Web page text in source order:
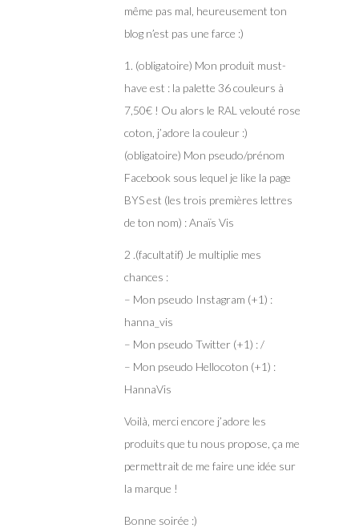
même pas mal, heureusement ton
blog n’est pas une farce :)
1. (obligatoire) Mon produit must-
have est : la palette 36 couleurs à
7,50€ ! Ou alors le RAL velouté rose
coton, j’adore la couleur :)
(obligatoire) Mon pseudo/prénom
Facebook sous lequel je like la page
BYS est (les trois premières lettres
de ton nom) : Anaïs Vis
2 .(facultatif) Je multiplie mes
chances :
– Mon pseudo Instagram (+1) :
hanna_vis
– Mon pseudo Twitter (+1) : /
– Mon pseudo Hellocoton (+1) :
HannaVis
Voilà, merci encore j’adore les
produits que tu nous propose, ça me
permettrait de me faire une idée sur
la marque !
Bonne soirée :)